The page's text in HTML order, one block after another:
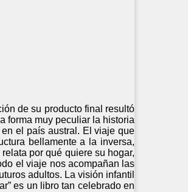
de su producto final resultó
forma muy peculiar la historia
el país austral. El viaje que
bellamente a la inversa,
por qué quiere su hogar,
el viaje nos acompañan las
adultos. La visión infantil
es un libro tan celebrado en